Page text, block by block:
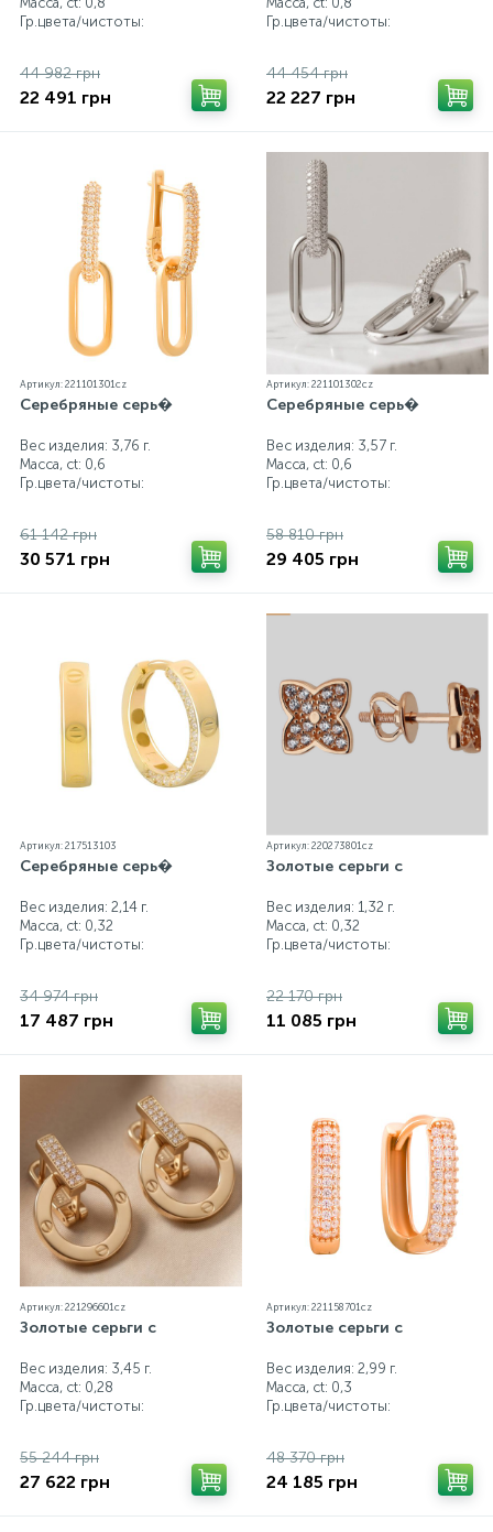
Гр.цвета/чистоты:
44 982 грн
22 491 грн
Гр.цвета/чистоты:
44 454 грн
22 227 грн
Артикул: 221101301cz
Серебряные серь�
Вес изделия: 3,76 г.
Масса, ct: 0,6
Гр.цвета/чистоты:
61 142 грн
30 571 грн
Артикул: 221101302cz
Серебряные серь�
Вес изделия: 3,57 г.
Масса, ct: 0,6
Гр.цвета/чистоты:
58 810 грн
29 405 грн
Артикул: 217513103
Серебряные серь�
Вес изделия: 2,14 г.
Масса, ct: 0,32
Гр.цвета/чистоты:
34 974 грн
17 487 грн
Артикул: 220273801cz
Золотые серьги с
Вес изделия: 1,32 г.
Масса, ct: 0,32
Гр.цвета/чистоты:
22 170 грн
11 085 грн
Артикул: 221296601cz
Золотые серьги с
Вес изделия: 3,45 г.
Масса, ct: 0,28
Гр.цвета/чистоты:
55 244 грн
27 622 грн
Артикул: 221158701cz
Золотые серьги с
Вес изделия: 2,99 г.
Масса, ct: 0,3
Гр.цвета/чистоты:
48 370 грн
24 185 грн